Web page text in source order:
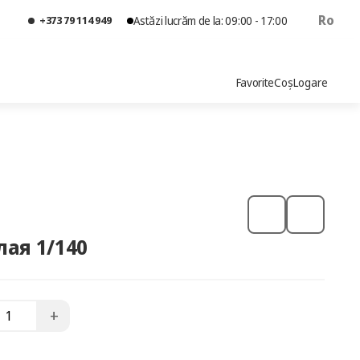
+373 79 114 949 Astăzi lucrăm de la: 09:00 - 17:00 Ro
FavoriteCoșLogare
1/140
+